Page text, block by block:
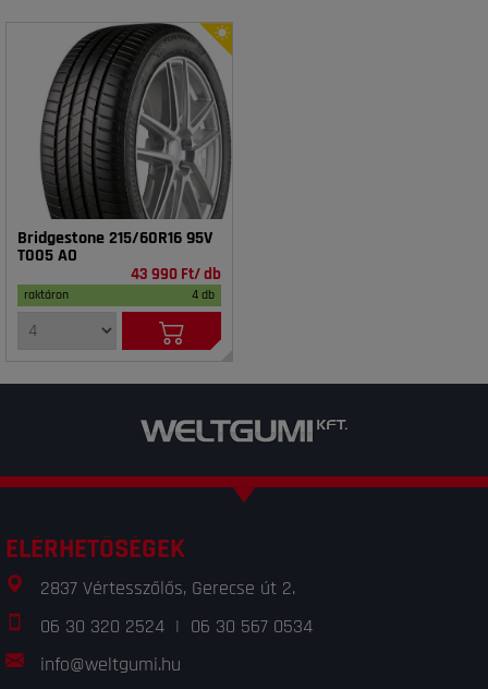
Bridgestone 215/60R16 95V
T005 AO
43 990 Ft/ db
raktáron 4 db
ELÉRHETŐSÉGEK
2837 Vértesszőlős, Gerecse út 2.
06 30 320 2524 | 06 30 567 0534
info@weltgumi.hu